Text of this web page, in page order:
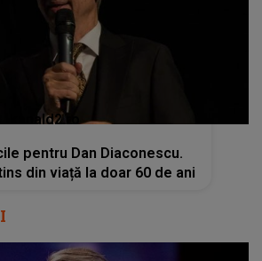
kanald2.ro
pentru Dan Diaconescu.
din viață la doar 60 de ani